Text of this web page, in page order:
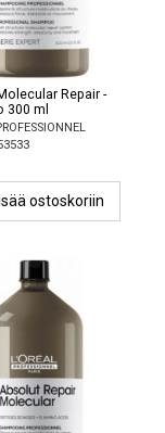
Repair -
300 ml
ostoskoriin